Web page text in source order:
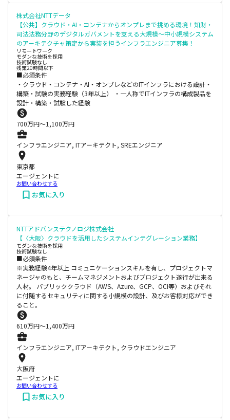
株式会社NTTデータ
【公共】クラウド・AI・コンテナからオンプレまで挑める環境！知財・
司法法務分野のデジタルガバメントを支える大規模～中小規模システム
のアーキテクチャ策定から実装を担うインフラエンジニア募集！
リモートワーク
モダンな技術を採用
技術試験なし
残業20時間以下
■必須条件
・クラウド・コンテナ・AI・オンプレなどのITインフラにおける設計・
構築・試験の実務経験（3年以上） ・一人称でITインフラの構成製品を
設計・構築・試験した経験
700万円〜1,100万円
インフラエンジニア, ITアーキテクト, SREエンジニア
東京都
エージェントに
お問い合わせする
お気に入り
NTTアドバンステクノロジ株式会社
【〈大阪〉クラウドを活用したシステムインテグレーション業務】
モダンな技術を採用
技術試験なし
■必須条件
※実務経験4年以上 コミュニケーションスキルを有し、プロジェクトマ
ネージャのもと、チームマネジメントおよびプロジェクト遂行が出来る
人材。 パブリッククラウド（AWS、Azure、GCP、OCI等）およびそれ
に付随するセキュリティに関する小規模の設計、及びお客様対応ができ
ること。
610万円〜1,400万円
インフラエンジニア, ITアーキテクト, クラウドエンジニア
大阪府
エージェントに
お問い合わせする
お気に入り